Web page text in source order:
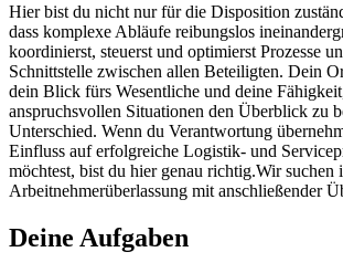
Hier bist du nicht nur für die Disposition
dass komplexe Abläufe reibungslos
koordinierst, steuerst und optimierst Prozesse
Schnittstelle zwischen allen Beteiligten. Dein
dein Blick fürs Wesentliche und deine
anspruchsvollen Situationen den Überblick zu
Unterschied. Wenn du Verantwortung
Einfluss auf erfolgreiche Logistik- und
möchtest, bist du hier genau richtig.Wir suchen
Arbeitnehmerüberlassung mit anschließender
Deine Aufgaben